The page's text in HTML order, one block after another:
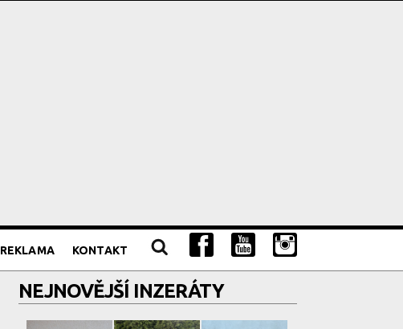
REKLAMA KONTAKT
NEJNOVĚJŠÍ INZERÁTY